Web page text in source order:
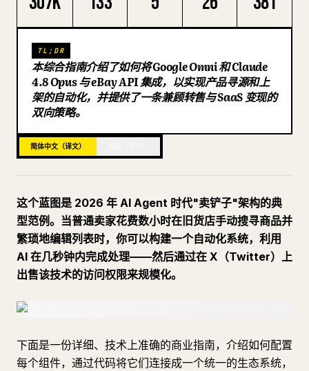
下载
更新
TL;DR
本综合指南介绍了如何将 Google Omni 和 Claude
4.8 Opus 与 eBay API 集成，以实现产品寻源和上
架的自动化，并提供了一条兼顾转售与 SaaS 变现的
双向策略。
简体中文（译文）
这个蓝图是 2026 年 AI Agent 时代"卖铲子"架构的典
型范例。当普通卖家花费数小时在旧货店手动搜寻商品并
繁琐地编辑列表时，你可以构建一个自动化系统，利用
AI 在几秒钟内完成处理——然后通过在 X（Twitter）上
出售该技术的访问权限来规模化。
下面是一份详细、技术上准确的商业指南，介绍如何配置
每个组件，通过代码将它们连接成一个统一的生态系统，